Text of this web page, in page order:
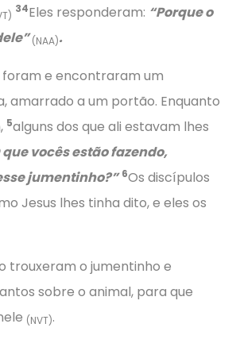
34Eles responderam: “Porque o
(NAA).
foram e encontraram um
amarrado a um portão. Enquanto
5alguns dos que ali estavam lhes
que vocês estão fazendo,
jumentinho?” 6Os discípulos
Jesus lhes tinha dito, e eles os
trouxeram o jumentinho e
sobre o animal, para que
(NVT).